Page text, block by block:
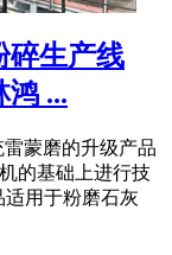
碎生产线
鸿 ...
蒙磨的升级产品
的基础上进行技
用于粉磨石灰